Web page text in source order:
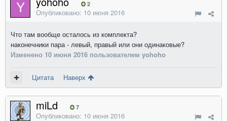
2
Опубликовано: 10 июня 2016
Что там вообще осталось из комплекта?
наконечники пара - левый, правый или они одинаковые?
Изменено 10 июня 2016 пользователем yohoho
Цитата Наверх
miLd 7
Опубликовано: 10 июня 2016